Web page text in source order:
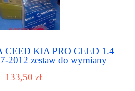
CEED KIA PRO CEED 1.4
2012 zestaw do wymiany
133,50 zł